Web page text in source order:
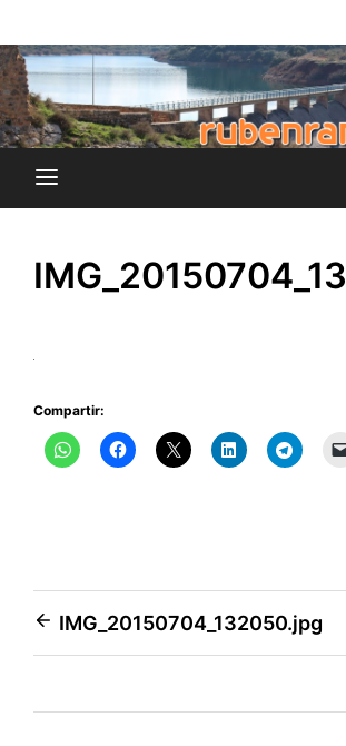
al
contenido
Compartir:
Navegación
de
entradas
IMG_20150704_132050.jpg